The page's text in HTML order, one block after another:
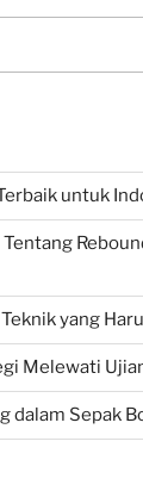
untuk
yang
Melewati
dalam Sepak